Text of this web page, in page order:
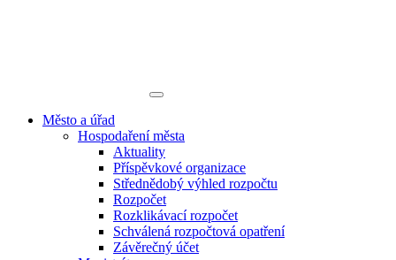
Město a úřad
Hospodaření města
Aktuality
Příspěvkové organizace
Střednědobý výhled rozpočtu
Rozpočet
Rozklikávací rozpočet
Schválená rozpočtová opatření
Závěrečný účet